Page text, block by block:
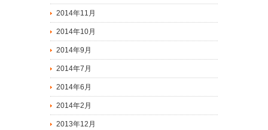
2014年11月
2014年10月
2014年9月
2014年7月
2014年6月
2014年2月
2013年12月